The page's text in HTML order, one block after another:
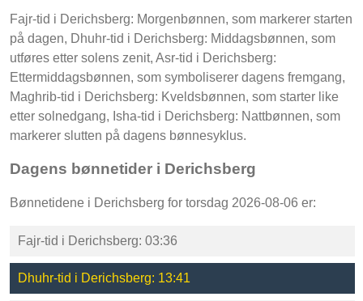
Fajr-tid i Derichsberg: Morgenbønnen, som markerer starten
på dagen, Dhuhr-tid i Derichsberg: Middagsbønnen, som
utføres etter solens zenit, Asr-tid i Derichsberg:
Ettermiddagsbønnen, som symboliserer dagens fremgang,
Maghrib-tid i Derichsberg: Kveldsbønnen, som starter like
etter solnedgang, Isha-tid i Derichsberg: Nattbønnen, som
markerer slutten på dagens bønnesyklus.
Dagens bønnetider i Derichsberg
Bønnetidene i Derichsberg for torsdag 2026-08-06 er:
Fajr-tid i Derichsberg: 03:36
Dhuhr-tid i Derichsberg: 13:41